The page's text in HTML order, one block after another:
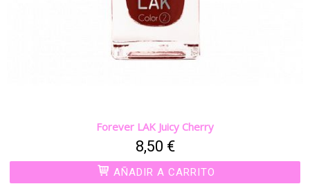
Forever LAK Juicy Cherry
8,50 €
AÑADIR A CARRITO